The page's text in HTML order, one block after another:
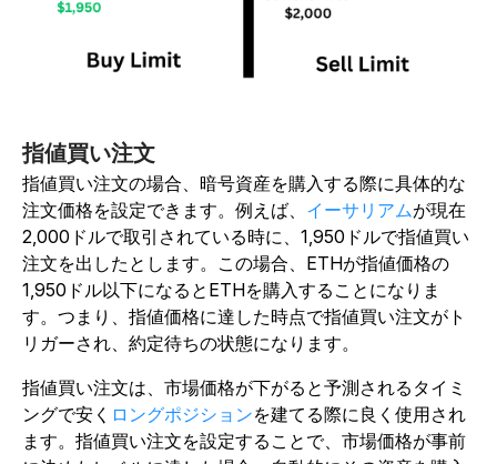
指値買い注文
指値買い注文の場合、暗号資産を購入する際に具体的な
注文価格を設定できます。例えば、 イーサリアムが現在
2,000ドルで取引されている時に、1,950ドルで指値買い
注文を出したとします。この場合、ETHが指値価格の
1,950ドル以下になるとETHを購入することになりま
す。つまり、指値価格に達した時点で指値買い注文がト
リガーされ、約定待ちの状態になります。
指値買い注文は、市場価格が下がると予測されるタイミ
ングで安く ロングポジションを建てる際に良く使用され
ます。指値買い注文を設定することで、市場価格が事前